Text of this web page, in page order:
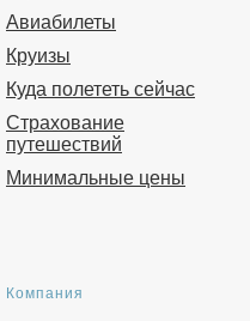
Авиабилеты
Круизы
Куда полететь сейчас
Страхование
путешествий
Минимальные цены
Компания